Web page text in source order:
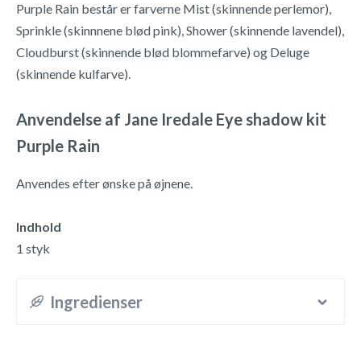
Purple Rain består er farverne Mist (skinnende perlemor),
Sprinkle (skinnnene blød pink), Shower (skinnende lavendel),
Cloudburst (skinnende blød blommefarve) og Deluge
(skinnende kulfarve).
Anvendelse af Jane Iredale Eye shadow kit
Purple Rain
Anvendes efter ønske på øjnene.
Indhold
1 styk
Ingredienser